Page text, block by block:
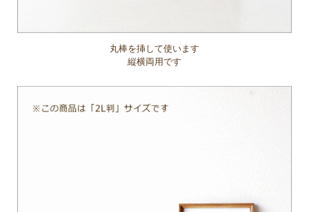
丸棒を挿して使います
縦横両用です